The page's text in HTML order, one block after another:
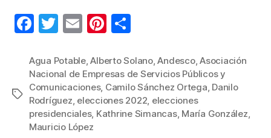
F
c
e
b
o
T
tt
er
E
ail
Pi
er
e
st
m
p
ar
tir
Etiquetas
Agua Potable,Alberto Solano,Andesco,Asociación
Nacional de Empresas de Servicios Públicos y
Comunicaciones, Camilo Sánchez Ortega, Danilo
Rodríguez, elecciones 2022, elecciones
presidenciales, Kathrine Simancas, María González,
Mauricio López